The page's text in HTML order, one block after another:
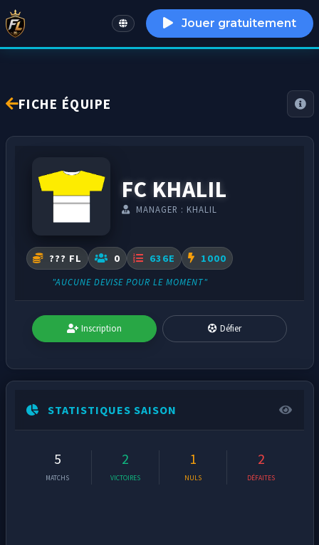
English Jouer gratuitement
FICHE ÉQUIPE
FC KHALIL
MANAGER : KHALIL
??? FL 0 636E 1000
"AUCUNE DEVISE POUR LE MOMENT"
Inscription Défier
STATISTIQUES SAISON
5
MATCHS
2
VICTOIRES
1
NULS
2
DÉFAITES